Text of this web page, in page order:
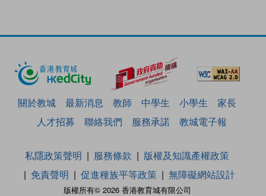
關於教城 最新消息 教師 中學生 小學生
家長
人才招募
聯絡我們 服務承諾 教城電子報
版權所有© 2026 香港教育城有限公司
私隱政策聲明 服務條款
版權及知識產權政策
免責聲明
促進種族平等政策 無障礙網站設計